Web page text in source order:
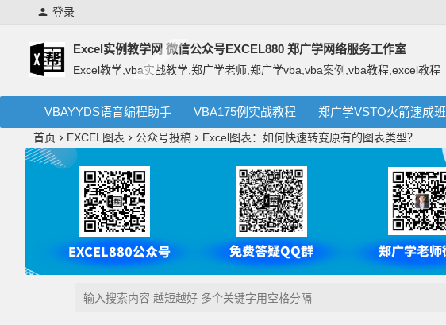
登录
Excel实例教学网 微信公众号EXCEL880 郑广学网络服务工作室
Excel教学,vba实战教学,郑广学老师,郑广学vba,vba案例,vba教程,excel教程
VBAYYDS语音编程助手 VBA175例实战教程 郑广学VSTO火箭速成班
首页 EXCEL图表 公众号投稿 Excel图表：如何快速转变原有的图表类型？